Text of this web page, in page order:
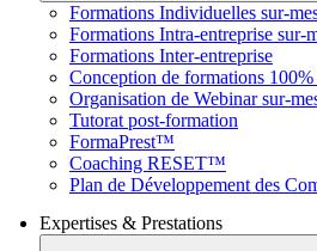
Formations Individuelles sur-
Formations Intra-entreprise sur-
Formations Inter-entreprise
Conception de formations 100%
Organisation de Webinar sur-
Tutorat post-formation
FormaPrest™
Coaching RESET™
Plan de Développement des
Expertises & Prestations